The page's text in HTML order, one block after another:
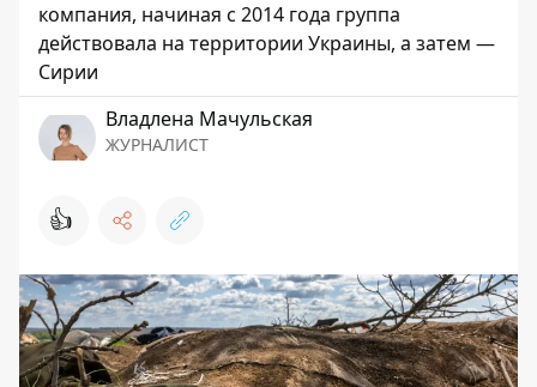
компания, начиная с 2014 года группа
действовала на территории Украины, а затем —
Сирии
Владлена Мачульская
ЖУРНАЛИСТ
👍